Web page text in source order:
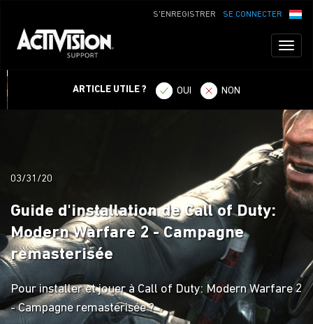
SE CONNECTER
S'ENREGISTRER
ARTICLE UTILE ? OUI NON
03/31/20
Guide d'installation de Call of Duty:
Modern Warfare 2 - Campagne
remasterisée
Pour installer et jouer à Call of Duty: Modern Warfare 2
- Campagne remasterisée ?